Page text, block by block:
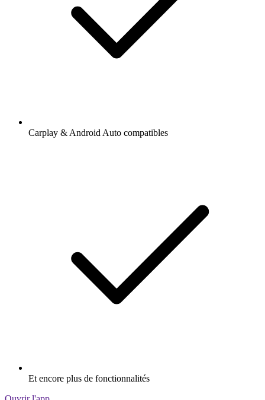
Carplay & Android Auto compatibles
Et encore plus de fonctionnalités